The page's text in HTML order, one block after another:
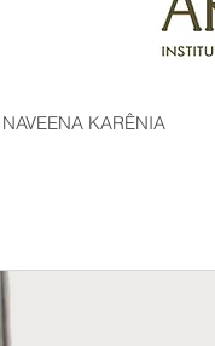
NAVEENA KARÊNIA